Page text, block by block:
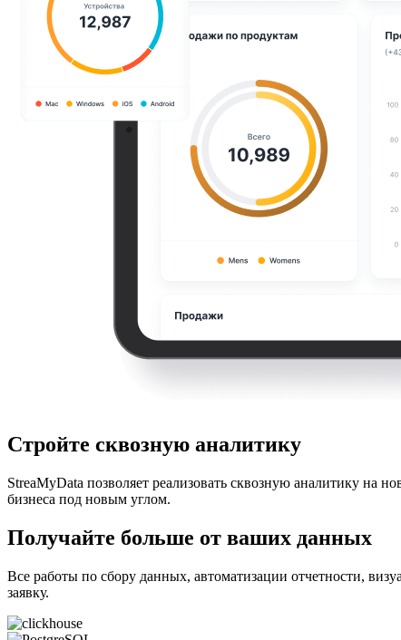
Стройте сквозную аналитику
StreaMyData позволяет реализовать сквозную аналитику на
бизнеса под новым углом.
Получайте больше от ваших данных
Все работы по сбору данных, автоматизации отчетности,
заявку.